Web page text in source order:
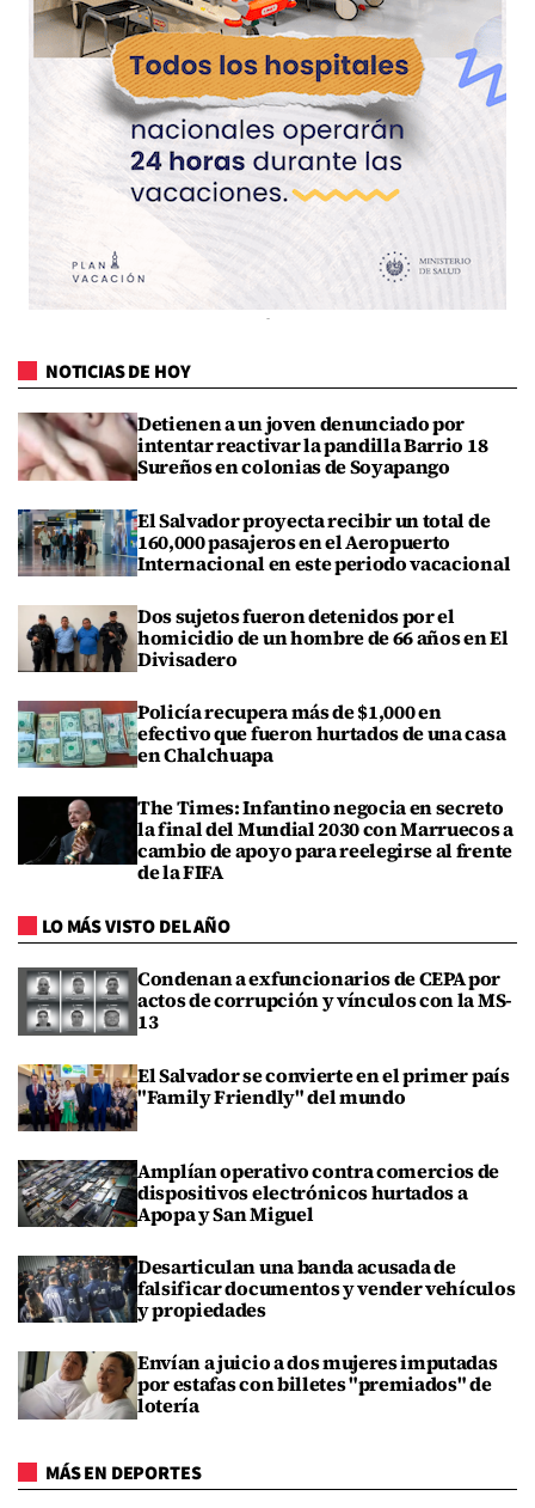
NOTICIAS DE HOY
Detienen a un joven denunciado por
intentar reactivar la pandilla Barrio 18
Sureños en colonias de Soyapango
El Salvador proyecta recibir un total de
160,000 pasajeros en el Aeropuerto
Internacional en este periodo vacacional
Dos sujetos fueron detenidos por el
homicidio de un hombre de 66 años en El
Divisadero
Policía recupera más de $1,000 en
efectivo que fueron hurtados de una casa
en Chalchuapa
The Times: Infantino negocia en secreto
la final del Mundial 2030 con Marruecos a
cambio de apoyo para reelegirse al frente
de la FIFA
LO MÁS VISTO DEL AÑO
Condenan a exfuncionarios de CEPA por
actos de corrupción y vínculos con la MS-
13
El Salvador se convierte en el primer país
"Family Friendly" del mundo
Amplían operativo contra comercios de
dispositivos electrónicos hurtados a
Apopa y San Miguel
Desarticulan una banda acusada de
falsificar documentos y vender vehículos
y propiedades
Envían a juicio a dos mujeres imputadas
por estafas con billetes "premiados" de
lotería
MÁS EN DEPORTES